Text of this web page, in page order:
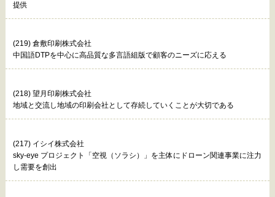
提供
(219) 倉敷印刷株式会社
中国語DTPを中心に高品質な多言語組版で顧客のニーズに応える
(218) 望月印刷株式会社
地域と交流し地域の印刷会社として存続していくことが大切である
(217) イシイ株式会社
sky-eye プロジェクト「空視（ソラシ）」を主体にドローン関連事業に注力
し需要を創出